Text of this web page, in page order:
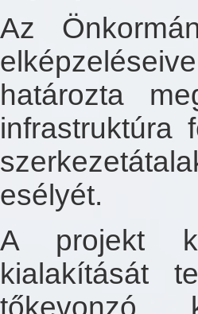
Az
határozta
infrastruktúra
esélyét.
A projekt
kialakítását
tőkevonzó